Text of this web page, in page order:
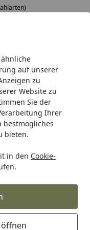
ähnliche
auf unserer
zu
Website zu
Sie der
Ihrer
bestmögliches
bieten.
in den Cookie-
Innenfarben